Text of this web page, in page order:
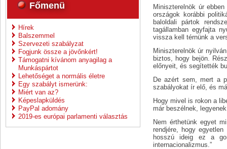
Főmenü
Hírek
Balszemmel
Szervezeti szabályzat
Fogjunk össze a jövőnkért!
Támogatni kívánom anyagilag a
Munkáspártot
Lehetőséget a normális életre
Egy szabályt ismerünk:
Miért van az?
Képeslapküldés
PayPal adomány
2019-es európai parlamenti választás
Miniszterelnök úr
országok korábbi
baloldali pártok
tagállamban egyfajta
vissza kell térnünk a
Miniszterelnök úr
biztos, hogy bejön.
előnyeit, és segítették
De azért sem, mert a
szabályokat ír elő, és
Hogy mivel is rokon a
már beszélnek,
Nem érthetünk egyet
rendjére, hogy
hosszú ideig ez a
internacionalizmus.”